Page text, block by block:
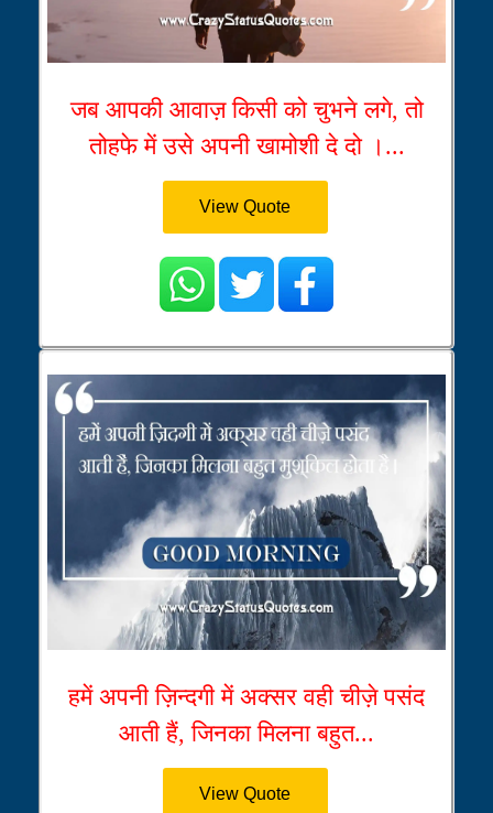
जब आपकी आवाज़ किसी को चुभने लगे, तो
तोहफे में उसे अपनी खामोशी दे दो ।...
View Quote
हमें अपनी ज़िन्दगी में अक्सर वही चीज़े पसंद
आती हैं, जिनका मिलना बहुत...
View Quote